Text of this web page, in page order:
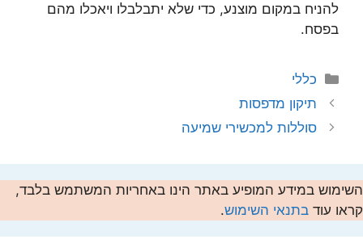
להניח במקום מוצנע, כדי שלא יתבלבלו ויאכלו מהם
בפסח.
קטגוריות
כללי
תיקון מדפסות
סוללות למכשירי שמיעה
השימוש במידע המופיע באתר הינו באחריות המשתמש בלבד,
קראו עוד בתנאי השימוש.